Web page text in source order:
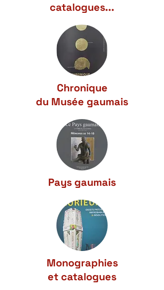
catalogues...
Chronique
du Musée gaumais
Pays gaumais
Monographies
et catalogues